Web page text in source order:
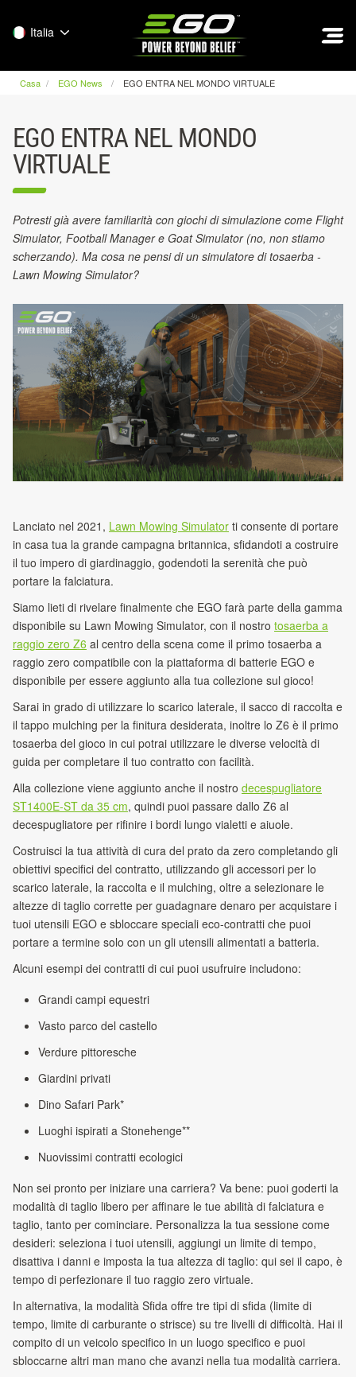
Italia
Casa EGO News EGO ENTRA NEL MONDO VIRTUALE
EGO ENTRA NEL MONDO
VIRTUALE
Potresti già avere familiarità con giochi di simulazione come Flight
Simulator, Football Manager e Goat Simulator (no, non stiamo
scherzando). Ma cosa ne pensi di un simulatore di tosaerba -
Lawn Mowing Simulator?
Lanciato nel 2021, Lawn Mowing Simulator ti consente di portare
in casa tua la grande campagna britannica, sfidandoti a costruire
il tuo impero di giardinaggio, godendoti la serenità che può
portare la falciatura.
Siamo lieti di rivelare finalmente che EGO farà parte della gamma
disponibile su Lawn Mowing Simulator, con il nostro tosaerba a
raggio zero Z6 al centro della scena come il primo tosaerba a
raggio zero compatibile con la piattaforma di batterie EGO e
disponibile per essere aggiunto alla tua collezione sul gioco!
Sarai in grado di utilizzare lo scarico laterale, il sacco di raccolta e
il tappo mulching per la finitura desiderata, inoltre lo Z6 è il primo
tosaerba del gioco in cui potrai utilizzare le diverse velocità di
guida per completare il tuo contratto con facilità.
Alla collezione viene aggiunto anche il nostro decespugliatore
ST1400E-ST da 35 cm, quindi puoi passare dallo Z6 al
decespugliatore per rifinire i bordi lungo vialetti e aiuole.
Costruisci la tua attività di cura del prato da zero completando gli
obiettivi specifici del contratto, utilizzando gli accessori per lo
scarico laterale, la raccolta e il mulching, oltre a selezionare le
altezze di taglio corrette per guadagnare denaro per acquistare i
tuoi utensili EGO e sbloccare speciali eco-contratti che puoi
portare a termine solo con un gli utensili alimentati a batteria.
Alcuni esempi dei contratti di cui puoi usufruire includono:
Grandi campi equestri
Vasto parco del castello
Verdure pittoresche
Giardini privati
Dino Safari Park*
Luoghi ispirati a Stonehenge**
Nuovissimi contratti ecologici
Non sei pronto per iniziare una carriera? Va bene: puoi goderti la
modalità di taglio libero per affinare le tue abilità di falciatura e
taglio, tanto per cominciare. Personalizza la tua sessione come
desideri: seleziona i tuoi utensili, aggiungi un limite di tempo,
disattiva i danni e imposta la tua altezza di taglio: qui sei il capo, è
tempo di perfezionare il tuo raggio zero virtuale.
In alternativa, la modalità Sfida offre tre tipi di sfida (limite di
tempo, limite di carburante o strisce) su tre livelli di difficoltà. Hai il
compito di un veicolo specifico in un luogo specifico e puoi
sbloccarne altri man mano che avanzi nella tua modalità carriera.